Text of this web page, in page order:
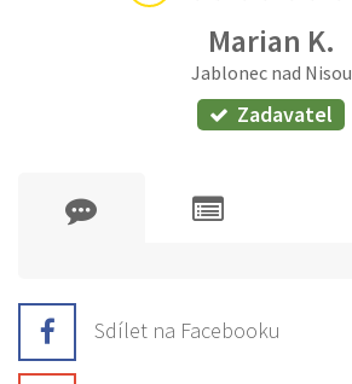
Marian K.
Jablonec nad Nisou
Zadavatel
Sdílet na Facebooku